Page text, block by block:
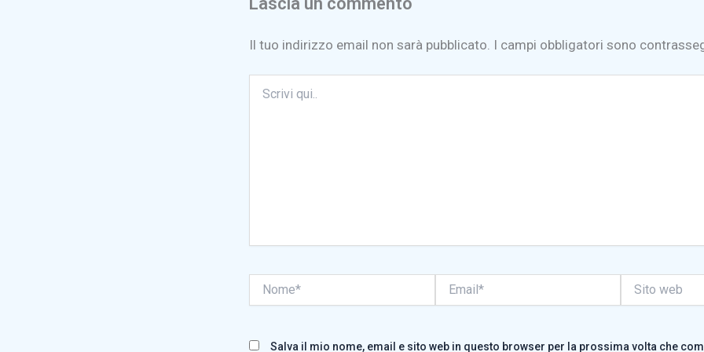
Il tuo indirizzo email non sarà pubblicato. I campi obbligatori sono
qui..
web
Salva il mio nome, email e sito web in questo browser per la prossima volta che